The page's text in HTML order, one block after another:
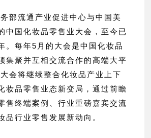
部流通产业促进中心与中国美
中国化妆品零售业大会，至今已
。每年5月的大会是中国化妆品
集聚并互相交流合作的高端大平
会将继续整合化妆品产业上下
妆品零售业态新变局，通过前瞻
售终端案例、行业重磅嘉宾交流
品行业零售发展新动向。